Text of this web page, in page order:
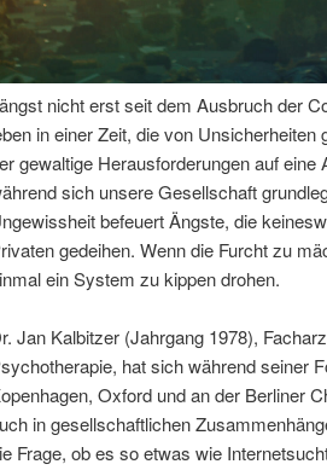
I
s
p
e
l
t
nicht erst seit dem Ausbruch der
in einer Zeit, die von Unsicherheiten
gewaltige Herausforderungen auf eine
sich unsere Gesellschaft
befeuert Ängste, die
gedeihen. Wenn die Furcht zu
ein System zu kippen drohen.
Jan Kalbitzer (Jahrgang 1978),
hat sich während seiner
Oxford und an der Berliner
in gesellschaftlichen
Frage, ob es so etwas wie